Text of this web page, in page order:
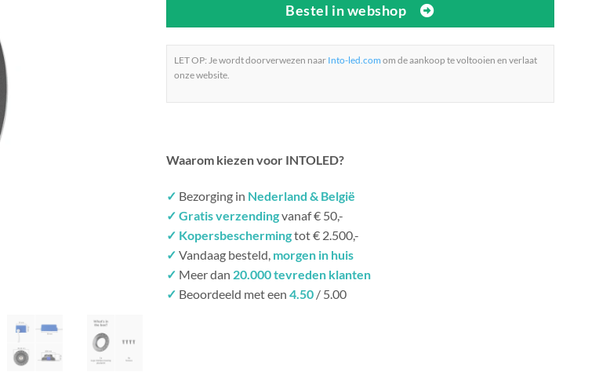
Bestel in webshop
LET OP: Je wordt doorverwezen naar Into-led.com om de aankoop te voltooien en verlaat
onze website.
Waarom kiezen voor INTOLED?
✓ Bezorging in Nederland & België
✓ Gratis verzendingvanaf € 50,-
✓ Kopersbeschermingtot € 2.500,-
✓ Vandaag besteld, morgen in huis
✓ Meer dan 20.000 tevreden klanten
✓ Beoordeeld met een 4.50 / 5.00